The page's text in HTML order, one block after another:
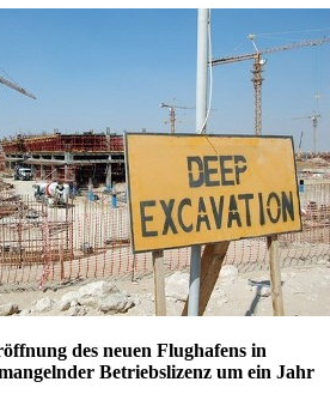
des neuen Flughafens in
Betriebslizenz um ein Jahr